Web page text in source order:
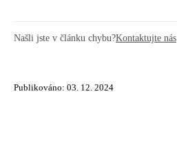
Našli jste v článku chybu?Kontaktujte nás
Publikováno: 03. 12. 2024